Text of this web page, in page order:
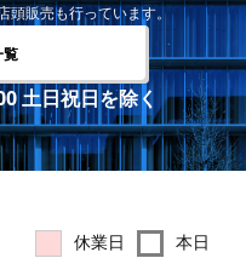
頭販売も行っています。
覧
土日祝日を除く
休業日 本日